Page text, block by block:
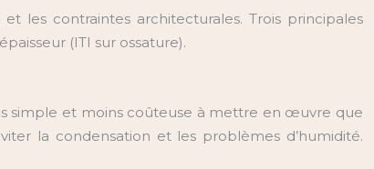
les contraintes architecturales. Trois principales
(ITI sur ossature).
simple et moins coûteuse à mettre en œuvre que
la condensation et les problèmes d’humidité.